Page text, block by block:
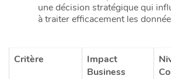
une décision stratégique qui
à traiter efficacement les
Critère
Impact
Business